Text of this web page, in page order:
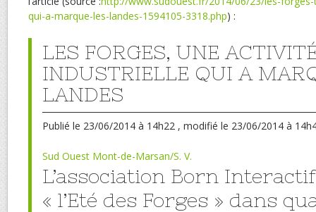
qui-a-marque-les-landes-1594105-3318.php) :
LES FORGES, UNE
INDUSTRIELLE QUI A
LANDES
Publié le 23/06/2014 à 14h22 , modifié le 23/06/2014 à
Sud Ouest Mont-de-Marsan/S. V.
L’association Born
« l’Eté des Forges » dans